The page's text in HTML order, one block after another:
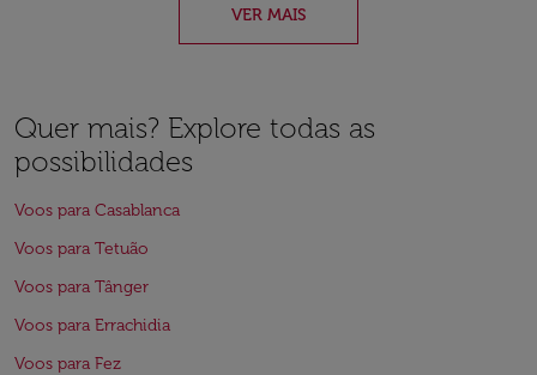
VER MAIS
Quer mais? Explore todas as
possibilidades
Voos para Casablanca
Voos para Tetuão
Voos para Tânger
Voos para Errachidia
Voos para Fez